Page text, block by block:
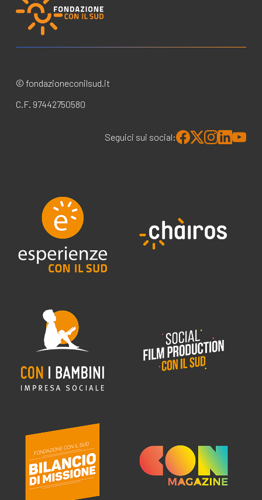
© fondazioneconilsud.it
C.F. 97442750580
Seguici sui social: